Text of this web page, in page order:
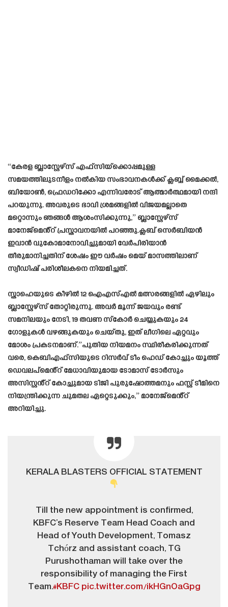
“കേരള ബ്ലാസ്റ്റേഴ്‌സ് എഫ്‌സിയ്‌ക്കൊപ്പമുള്ള
സമയത്തിലുടനീളം നൽകിയ സംഭാവനകൾക്ക് ക്ലബ്ബ് മൈക്കൽ,
ബിയോൺ, ഫ്രെഡറിക്കോ എന്നിവരോട് ആത്മാർത്ഥമായി നന്ദി
പറയുന്നു. അവരുടെ ഭാവി ശ്രമങ്ങളിൽ വിജയമല്ലാതെ
മറ്റൊന്നും ഞങ്ങൾ ആശംസിക്കുന്നു,” ബ്ലാസ്റ്റേഴ്‌സ്
മാനേജ്‌മെൻ്റ് പ്രസ്താവനയിൽ പറഞ്ഞു.ക്ലബ് സെർബിയൻ
ഇവാൻ വുകോമാനോവിച്ചുമായി വേർപിരിയാൻ
തീരുമാനിച്ചതിന് ശേഷം ഈ വർഷം മെയ് മാസത്തിലാണ്
സ്വീഡിഷ് പരിശീലകനെ നിയമിച്ചത്.
സ്താഹെയുടെ കീഴിൽ 12 ഐഎസ്എൽ മത്സരങ്ങളിൽ ഏഴിലും
ബ്ലാസ്റ്റേഴ്സ് തോറ്റിരുന്നു. അവർ മൂന്ന് ജയവും രണ്ട്
സമനിലയും നേടി, 19 തവണ സ്‌കോർ ചെയ്യുകയും 24
ഗോളുകൾ വഴങ്ങുകയും ചെയ്തു, ഇത് ലീഗിലെ ഏറ്റവും
മോശം പ്രകടനമാണ്.”പുതിയ നിയമനം സ്ഥിരീകരിക്കുന്നത്
വരെ, കെബിഎഫ്‌സിയുടെ റിസർവ് ടീം ഹെഡ് കോച്ചും യൂത്ത്
ഡെവലപ്‌മെൻ്റ് മേധാവിയുമായ ടോമാസ് ടോർസും
അസിസ്റ്റൻ്റ് കോച്ചുമായ ടിജി പുരുഷോത്തമനും ഫസ്റ്റ് ടീമിനെ
നിയന്ത്രിക്കുന്ന ചുമതല ഏറ്റെടുക്കും,” മാനേജ്‌മെൻ്റ്
അറിയിച്ചു.
KERALA BLASTERS OFFICIAL STATEMENT
Till the new appointment is confirmed,
KBFC’s Reserve Team Head Coach and
Head of Youth Development, Tomasz
Tchórz and assistant coach, TG
Purushothaman will take over the
responsibility of managing the First
Team.#KBFC pic.twitter.com/ikHGnOaGpg